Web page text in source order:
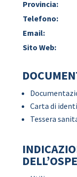
Provincia:
Telefono:
Email:
Sito Web:
Carta di
Tessera